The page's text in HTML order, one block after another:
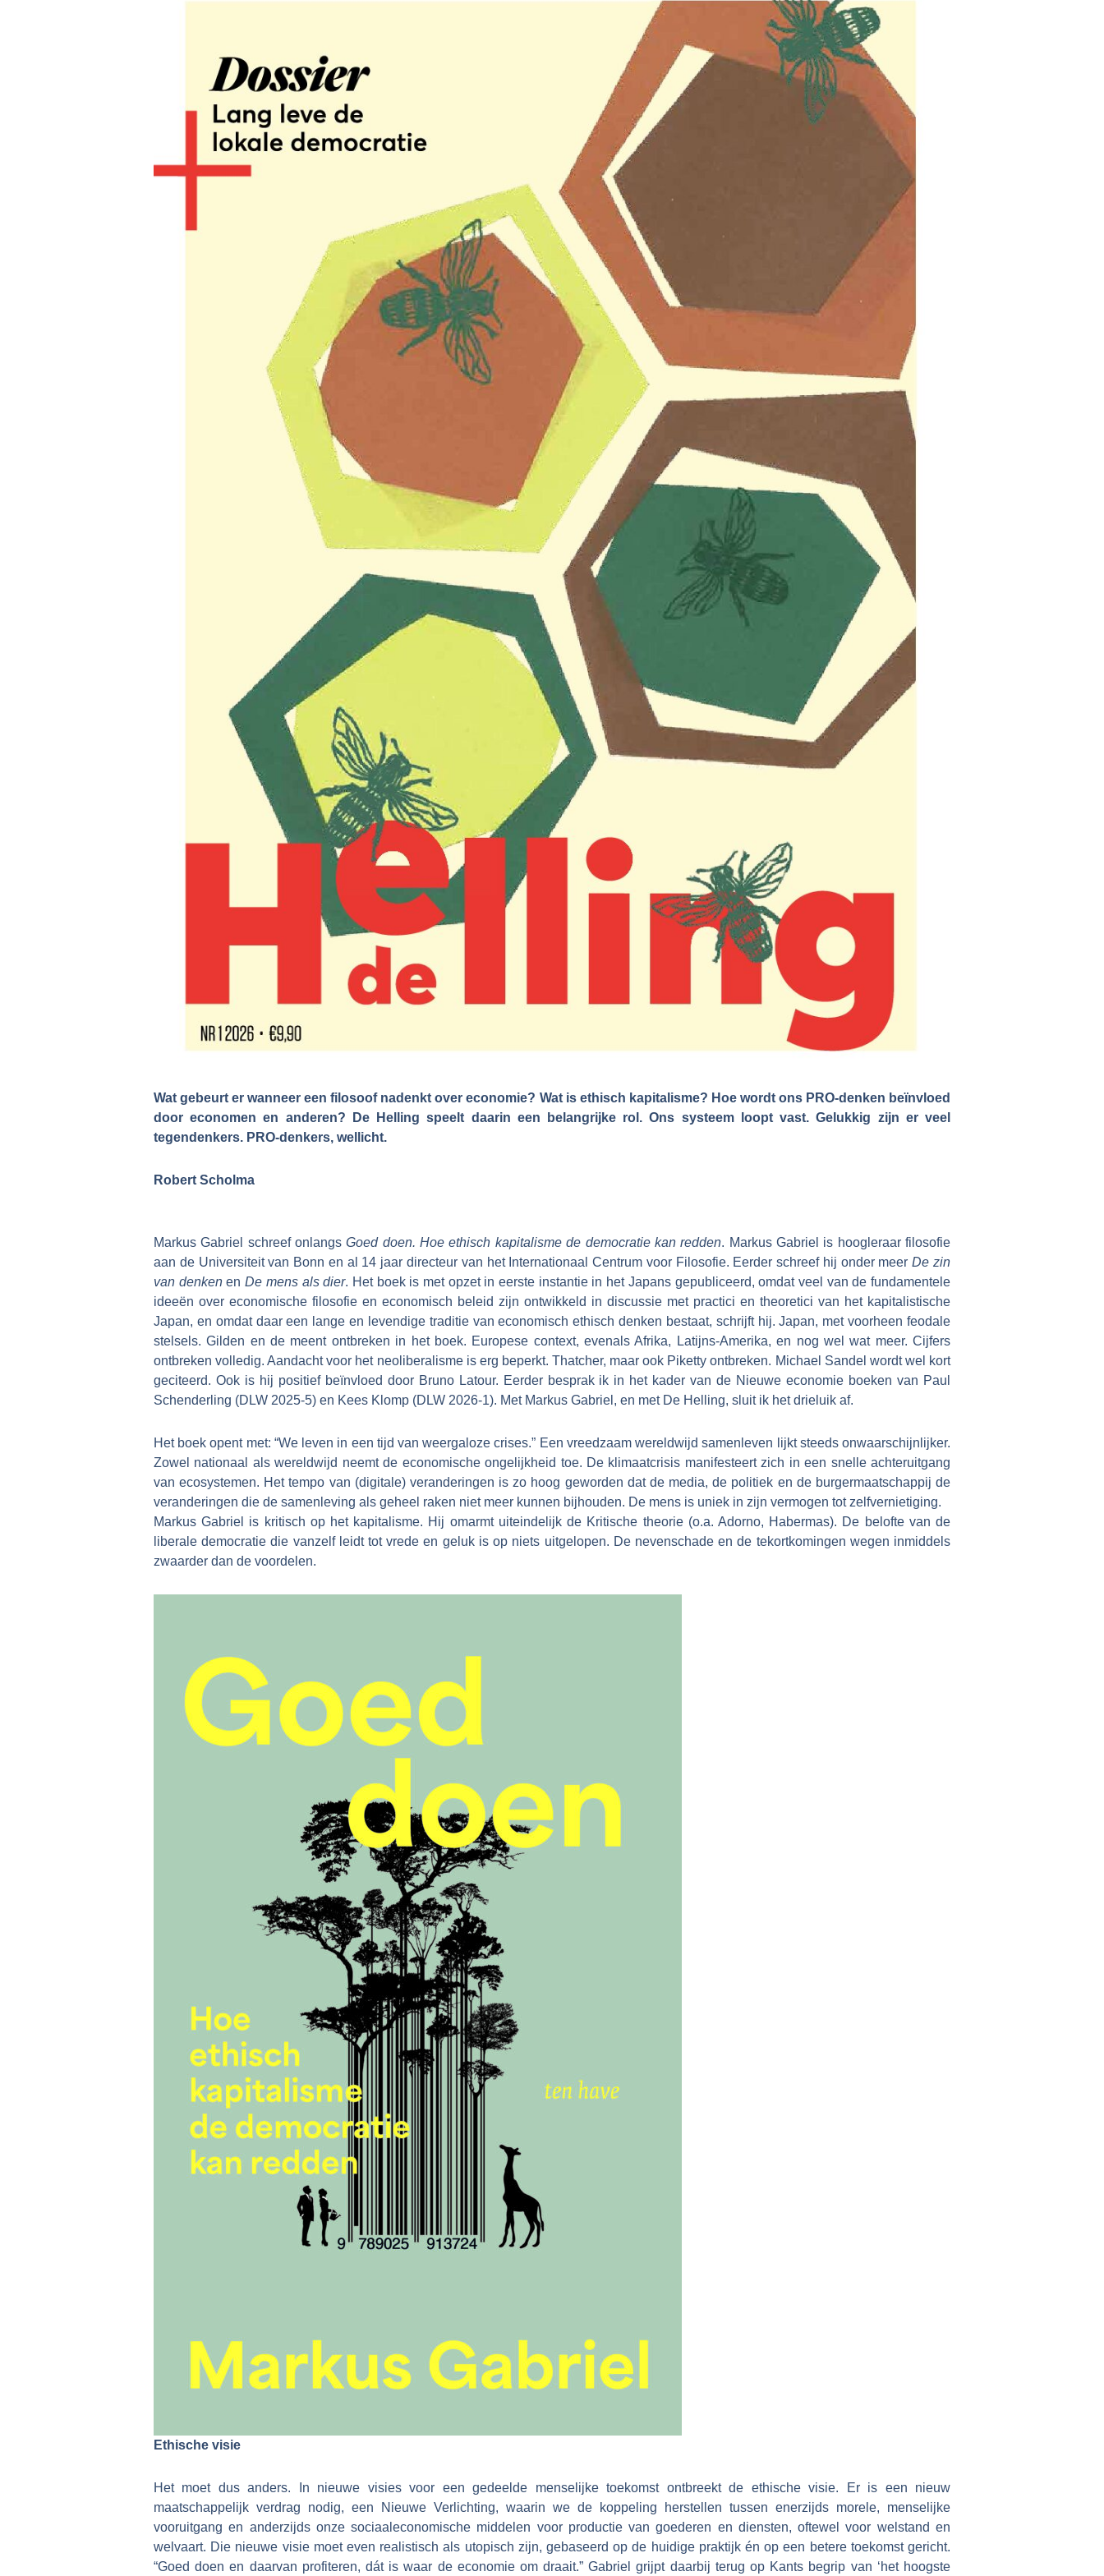
Wat gebeurt er wanneer een filosoof nadenkt over economie? Wat is ethisch kapitalisme? Hoe wordt ons PRO-denken beïnvloed
door economen en anderen? De Helling speelt daarin een belangrijke rol. Ons systeem loopt vast. Gelukkig zijn er veel
tegendenkers. PRO-denkers, wellicht.
Robert Scholma
Markus Gabriel schreef onlangsGoed doen. Hoe ethisch kapitalisme de democratie kan redden. Markus Gabriel is hoogleraar filosofie
aan de Universiteit van Bonn en al 14 jaar directeur van het Internationaal Centrum voor Filosofie. Eerder schreef hij onder meerDe zin
van denkenenDe mens als dier. Het boek is met opzet in eerste instantie in het Japans gepubliceerd, omdat veel van de fundamentele
ideeën over economische filosofie en economisch beleid zijn ontwikkeld in discussie met practici en theoretici van het kapitalistische
Japan, en omdat daar een lange en levendige traditie van economisch ethisch denken bestaat, schrijft hij. Japan, met voorheen feodale
stelsels. Gilden en de meent ontbreken in het boek. Europese context, evenals Afrika, Latijns-Amerika, en nog wel wat meer. Cijfers
ontbreken volledig. Aandacht voor het neoliberalisme is erg beperkt. Thatcher, maar ook Piketty ontbreken. Michael Sandel wordt wel kort
geciteerd. Ook is hij positief beïnvloed door Bruno Latour. Eerder besprak ik in het kader van de Nieuwe economie boeken van Paul
Schenderling (DLW 2025-5) en Kees Klomp (DLW 2026-1). Met Markus Gabriel, en met De Helling, sluit ik het drieluik af.
Het boek opent met: “We leven in een tijd van weergaloze crises.” Een vreedzaam wereldwijd samenleven lijkt steeds onwaarschijnlijker.
Zowel nationaal als wereldwijd neemt de economische ongelijkheid toe. De klimaatcrisis manifesteert zich in een snelle achteruitgang
van ecosystemen. Het tempo van (digitale) veranderingen is zo hoog geworden dat de media, de politiek en de burgermaatschappij de
veranderingen die de samenleving als geheel raken niet meer kunnen bijhouden. De mens is uniek in zijn vermogen tot zelfvernietiging.
Markus Gabriel is kritisch op het kapitalisme. Hij omarmt uiteindelijk de Kritische theorie (o.a. Adorno, Habermas). De belofte van de
liberale democratie die vanzelf leidt tot vrede en geluk is op niets uitgelopen. De nevenschade en de tekortkomingen wegen inmiddels
zwaarder dan de voordelen.
Ethische visie
Het moet dus anders. In nieuwe visies voor een gedeelde menselijke toekomst ontbreekt de ethische visie. Er is een nieuw
maatschappelijk verdrag nodig, een Nieuwe Verlichting, waarin we de koppeling herstellen tussen enerzijds morele, menselijke
vooruitgang en anderzijds onze sociaaleconomische middelen voor productie van goederen en diensten, oftewel voor welstand en
welvaart. Die nieuwe visie moet even realistisch als utopisch zijn, gebaseerd op de huidige praktijk én op een betere toekomst gericht.
“Goed doen en daarvan profiteren, dát is waar de economie om draait.” Gabriel grijpt daarbij terug op Kants begrip van ‘het hoogste